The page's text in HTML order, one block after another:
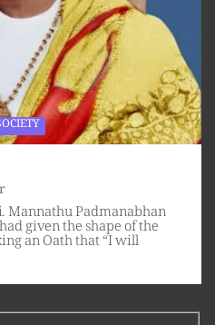
Mannathu Padmanabhan
given the shape of the
an Oath that “I will